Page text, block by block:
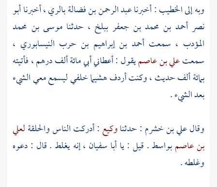
وبه إلىالخطيب: أخبرناعبد الرحمن بن فضالةبالري، أخبرناأبو
نصر أحمد بن محمد بن جعفر ببلخ ، حدثناموسى بن محمد
المؤدب ، سمعتأحمد بن إبراهيم بن حرب النيسابوري ،
سمعتعلي بن عاصميقول : أعطاني أبي مائة ألف درهم ، فأتيته
بمائة ألف حديث ، وكنت أردفهشيماخلفي ليسمع معي الشيء
بعد الشيء .
وقالعلي بن خشرم : حدثناوكيع : أدركت الناس والحلقةلعلي
بن عاصمبواسط. قيل : ياأبا سفيان ، إنه يغلط . قال : دعوه
وغلطه .